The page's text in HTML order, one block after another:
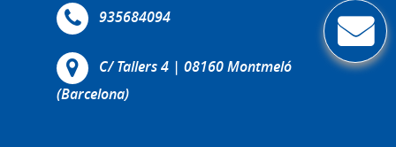
935684094
C/ Tallers 4 | 08160 Montmeló
(Barcelona)